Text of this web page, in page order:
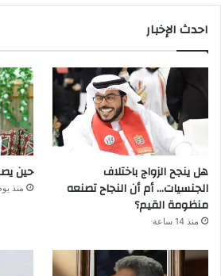
احدث الإخبار
هل ينجح الزواج باختلاف
الجنسيات… أم أن النجاح تصنعه
منظومة القيم؟
منذ 14 ساعة
حين
منذ